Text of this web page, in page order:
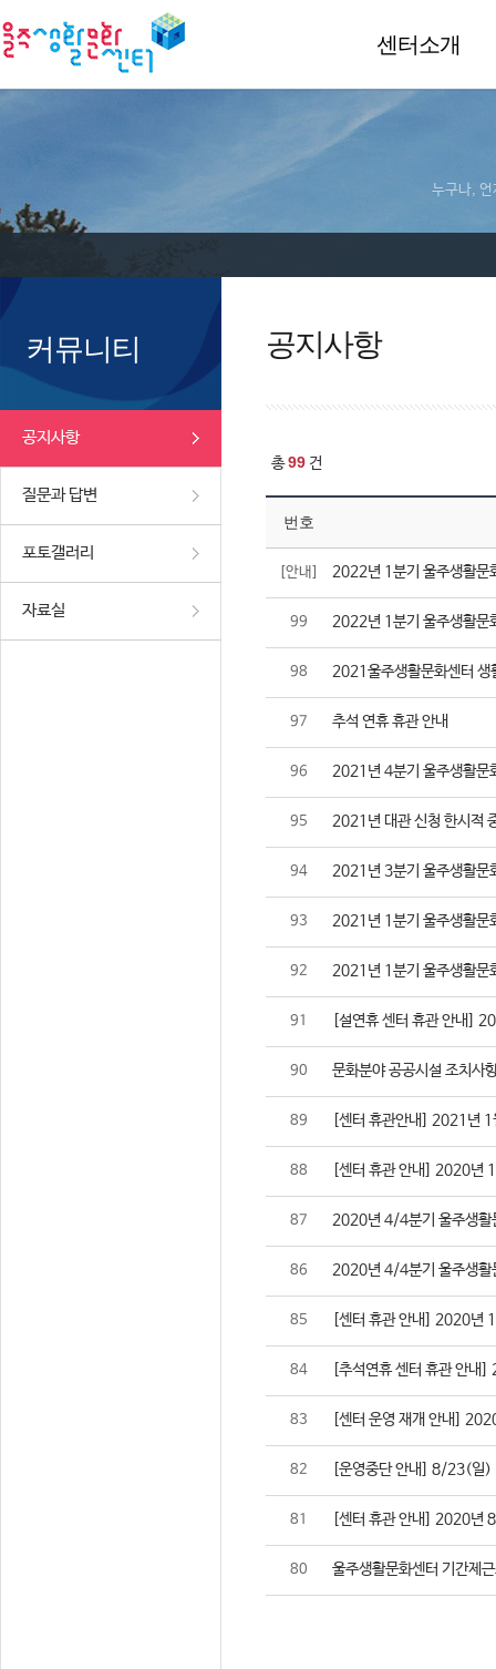
센터소개
누구나, 언
커뮤니티
공지사항
질문과 답변
포토갤러리
자료실
공지사항
총99 건
번호
[안내] 2022년 1분기 울주생활문
99 2022년 1분기 울주생활문
98 2021울주생활문화센터 생
97 추석 연휴 휴관 안내
96 2021년 4분기 울주생활문
95 2021년 대관 신청 한시적
94 2021년 3분기 울주생활문
93 2021년 1분기 울주생활문
92 2021년 1분기 울주생활문
91 [설연휴 센터 휴관 안내
90 문화분야 공공시설 조치사
89 [센터 휴관안내] 2021년 1
88 [센터 휴관 안내] 2020년
87 2020년 4/4분기 울주생활
86 2020년 4/4분기 울주생활
85 [센터 휴관 안내] 2020년
84 [추석연휴 센터 휴관 안
83 [센터 운영 재개 안내]
82 [운영중단 안내] 8/23(일)
81 [센터 휴관 안내] 2020년
80 울주생활문화센터 기간제